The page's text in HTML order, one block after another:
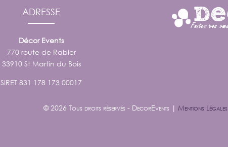
ADRESSE
Décor Events
770 route de Rabier
33910 St Martin du Bois
SIRET 831 178 173 00017
© 2026 Tous droits réservés - DecorEvents | Mentions Légales